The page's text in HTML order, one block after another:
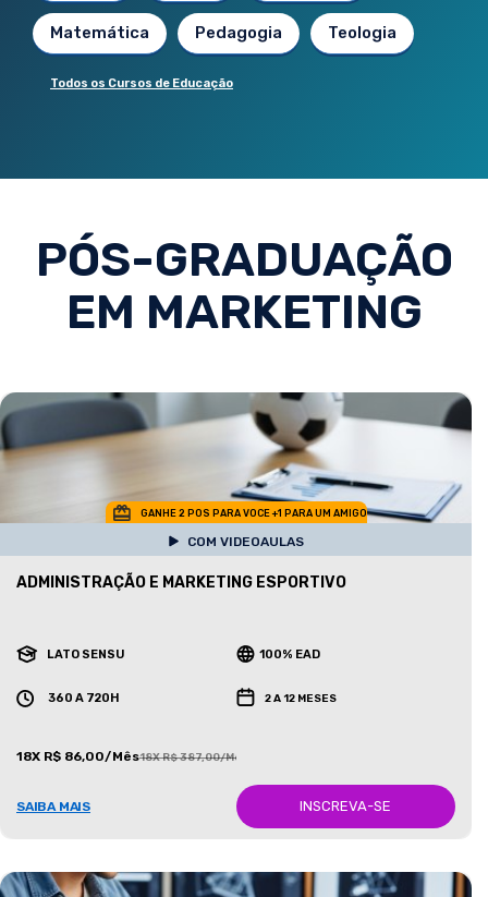
Matemática Pedagogia Teologia
Todos os Cursos de Educação
PÓS-GRADUAÇÃO
EM MARKETING
GANHE 2 POS PARA VOCE +1 PARA UM AMIGO
COM VIDEOAULAS
ADMINISTRAÇÃO E MARKETING ESPORTIVO
LATO SENSU 100% EAD
360 A 720H 2 A 12 MESES
18X R$ 86,00/Mês18X R$ 387,00/Mês
SAIBA MAIS INSCREVA-SE